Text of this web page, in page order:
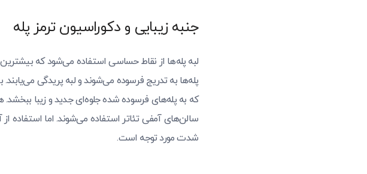
جنبه زیبایی و دکوراسیون ترمز پله
لبه پله‌ها از نقاط حساسی استفاده می‌شود که بیشترین
پله‌ها به تدریج فرسوده می‌شوند و لبه پریدگی
سالن‌های آمفی تئاتر استفاده می‌شوند. اما استفاده
شدت مورد توجه است.